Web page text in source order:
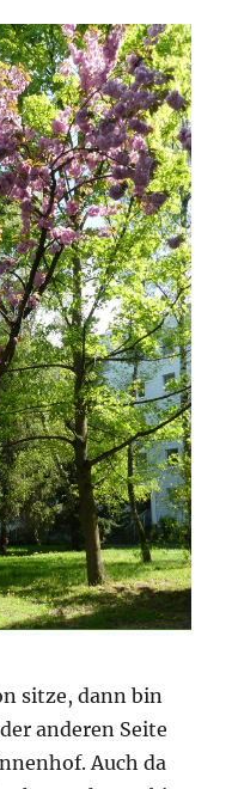
sitze, dann bin
anderen Seite
Auch da